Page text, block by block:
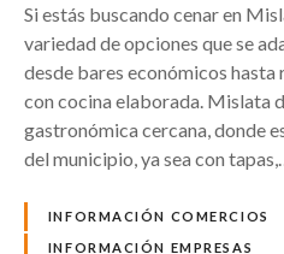
Si estás buscando cenar en
variedad de opciones que se
desde bares económicos
con cocina elaborada. Mislata
gastronómica cercana, donde
del municipio, ya sea con
INFORMACIÓN COMERCIOS
INFORMACIÓN EMPRESAS